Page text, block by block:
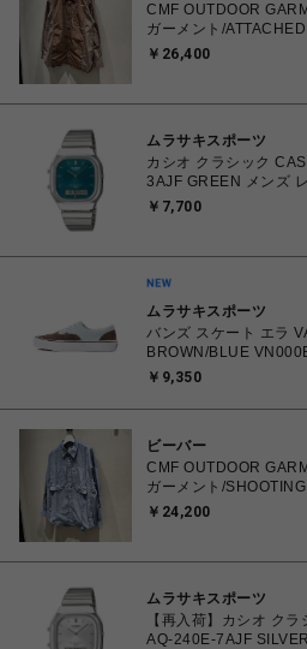
CMF OUTDOOR
ガーメント/
￥26,400
ムラサキスポーツ
カシオ クラシック
3AJF GREEN メンズ
￥7,700
ムラサキスポーツ
バンズ スケート エラ
BROWN/BLUE
ーカー メンズ レディ
￥9,350
ビーバー
CMF OUTDOOR
ガーメント/
￥24,200
ムラサキスポーツ
【再入荷】カシオ ク
AQ-240E-7AJF